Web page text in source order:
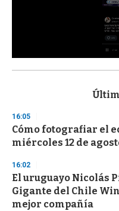
s
d
s
o
f
3
s
e
c
o
16:05
Cómo fotografiar el
miércoles 12 de
16:02
El uruguayo Nicolás
Gigante del Chile
mejor compañía